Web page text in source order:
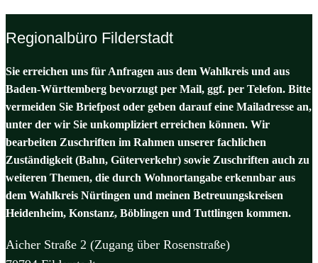
Regionalbüro Filderstadt
Sie erreichen uns für Anfragen aus dem Wahlkreis und aus
Baden-Württemberg bevorzugt per Mail, ggf. per Telefon. Bitte
vermeiden Sie Briefpost oder geben darauf eine Mailadresse an,
unter der wir Sie unkompliziert erreichen können. Wir
bearbeiten Zuschriften im Rahmen unserer fachlichen
Zuständigkeit (Bahn, Güterverkehr) sowie Zuschriften auch zu
weiteren Themen, die durch Wohnortangabe erkennbar aus
dem Wahlkreis Nürtingen und meinen Betreuungskreisen
Heidenheim, Konstanz, Böblingen und Tuttlingen kommen.
Aicher Straße 2 (Zugang über Rosenstraße)